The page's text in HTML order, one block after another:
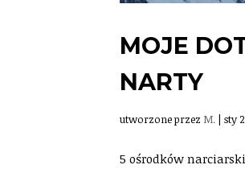
MOJE
NARTY
utworzone przez M. |sty
5 ośrodków